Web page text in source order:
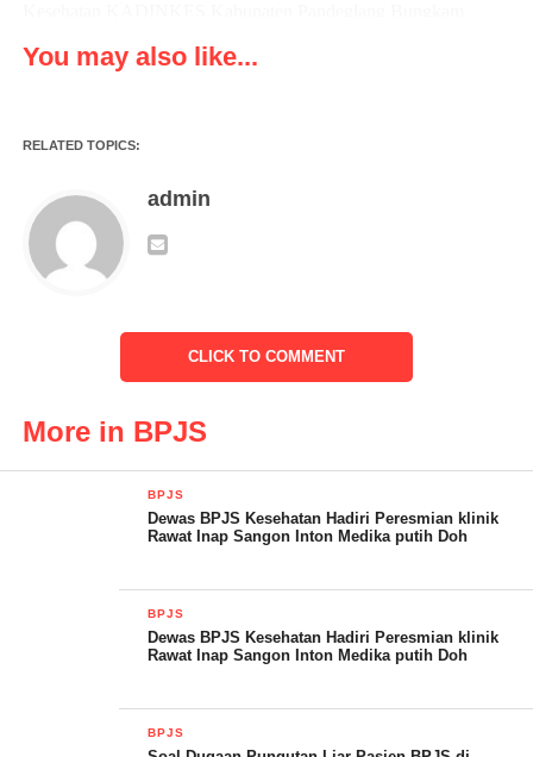
yang tercatat sebagai peserta BPJS aktif, ternyata dipinta biaya
oleh Oknum tenaga kesehatan di RSUD Kabupaten Pandeglang
sebesar Rp 1.050.000,00 ( satujuta limapuluh ribu rupiah )
Pandeglang, Raden Dewi Setiani masih belum bisa memberikan
keterangan atau bungkam. Saat dikonvirmasi Via Pesan
You may also like...
RELATED TOPICS:
admin
CLICK TO COMMENT
More in BPJS
BPJS
Dewas BPJS Kesehatan Hadiri Peresmian klinik
Rawat Inap Sangon Inton Medika putih Doh
BPJS
Dewas BPJS Kesehatan Hadiri Peresmian klinik
Rawat Inap Sangon Inton Medika putih Doh
BPJS